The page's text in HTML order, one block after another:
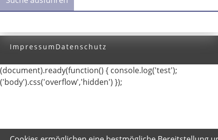
Impressum Datenschutz
(document).ready(function() { console.log('test');
('body').css('overflow','hidden') });